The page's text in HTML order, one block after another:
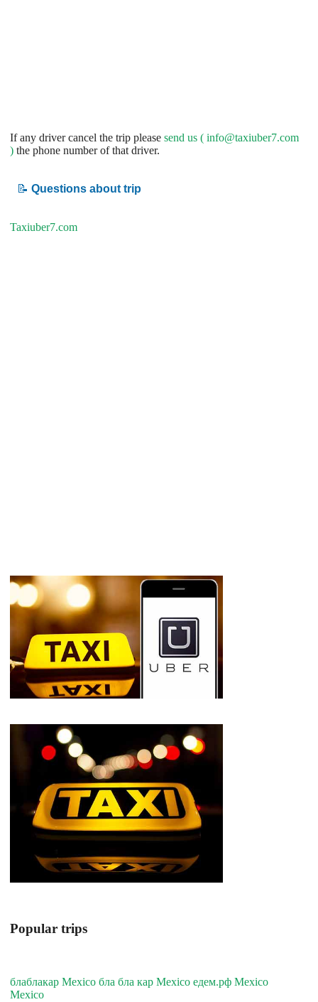
If any driver cancel the trip please send us ( info@taxiuber7.com
) the phone number of that driver.
📝 Questions about trip
Taxiuber7.com
Popular trips
блаблакар Mexico бла бла кар Mexico едем.рф Mexico
Mexico